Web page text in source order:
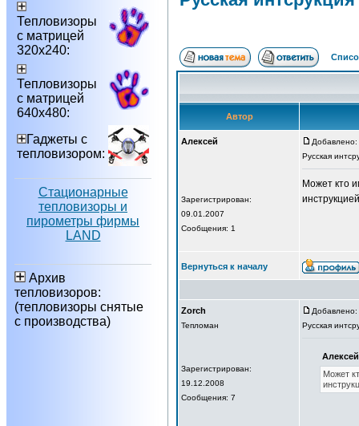
Тепловизоры
с матрицей
320х240:
Тепловизоры
с матрицей
640х480:
Гаджеты с
тепловизором:
Стационарные
тепловизоры и
пирометры фирмы
LAND
Архив
тепловизоров:
(тепловизоры снятые
с производства)
Автор
Алексей
Зарегистрирован:
09.01.2007
Сообщения: 1
Русская
Может кто
Вернуться к началу
Zorch
Тепломан
Зарегистрирован:
19.12.2008
Сообщения: 7
Русская
Может